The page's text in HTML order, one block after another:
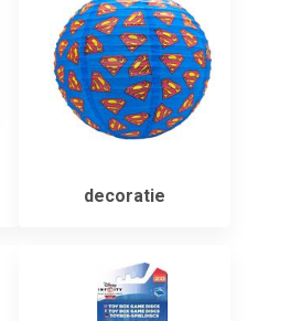
decoratie